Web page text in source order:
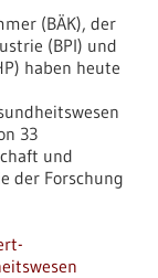
(BÄK), der
(BPI) und
haben heute
33
und
der Forschung